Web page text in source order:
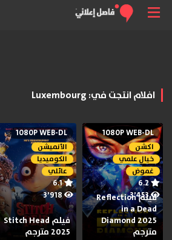
افلام انتجت في: Luxembourg
1080P WEB-DL
اكشن
خيال علمي
غموض
6.2
3٬453
فيلم Reflection
in a Dead
Diamond 2025
مترجم
1080P WEB-DL
الأنميشن
الكوميديا
عائلي
6.1
3٬918
فيلم Stitch Head
2025 مترجم